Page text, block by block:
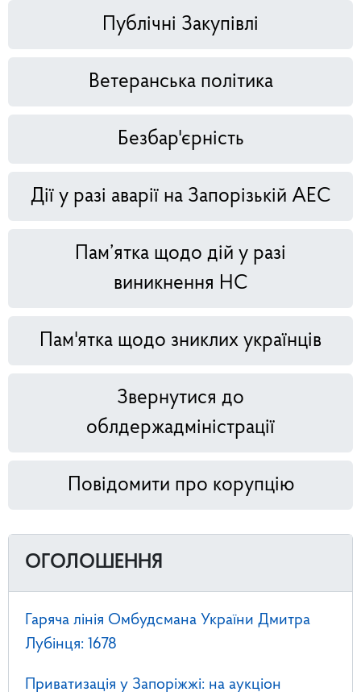
Публічні Закупівлі
Ветеранська політика
Безбар'єрність
Дії у разі аварії на Запорізькій АЕС
Пам’ятка щодо дій у разі
виникнення НС
Пам'ятка щодо зниклих українців
Звернутися до
облдержадміністрації
Повідомити про корупцію
ОГОЛОШЕННЯ
Гаряча лінія Омбудсмана України Дмитра
Лубінця: 1678
Приватизація у Запоріжжі: на аукціон